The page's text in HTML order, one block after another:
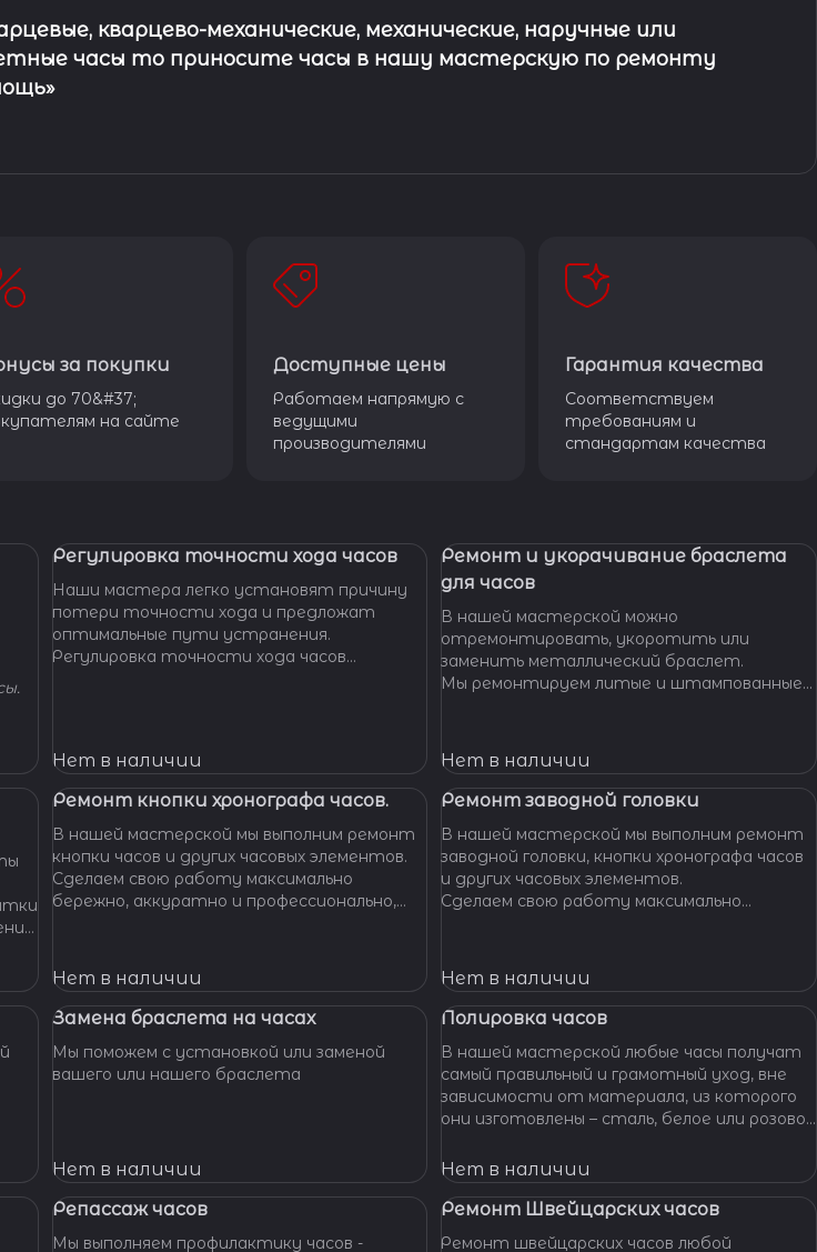
кварцево-механические, механические, наручные или
часы то приносите часы в нашу мастерскую по ремонту
за покупки
до 70&#37;
на сайте
Доступные цены
Работаем напрямую с
ведущими
производителями
Гарантия качества
Соответствуем
требованиям и
стандартам качества
Регулировка точности хода часов
Наши мастера легко установят причину
потери точности хода и предложат
оптимальные пути устранения.
Регулировка точности хода часов
Нет в наличии
Ремонт и укорачивание браслета
для часов
В нашей мастерской можно
отремонтировать, укоротить или
заменить металлический браслет.
Мы ремонтируем литые и штампованные
освежаем их внешний вид,
Нет в наличии
Ремонт кнопки хронографа часов.
В нашей мастерской мы выполним ремонт
кнопки часов и других часовых элементов.
Сделаем свою работу максимально
бережно, аккуратно и профессионально,
Нет в наличии
Ремонт заводной головки
В нашей мастерской мы выполним ремонт
заводной головки, кнопки хронографа часов
и других часовых элементов.
Сделаем свою работу максимально
Нет в наличии
Замена браслета на часах
Мы поможем с установкой или заменой
вашего или нашего браслета
Нет в наличии
Полировка часов
В нашей мастерской любые часы получат
самый правильный и грамотный уход, вне
зависимости от материала, из которого
они изготовлены – сталь, белое или розовое
специалисты отполируют практически
любой материал.
Нет в наличии
Репассаж часов
Мы выполняем профилактику часов -
Ремонт Швейцарских часов
Ремонт швейцарских часов любой